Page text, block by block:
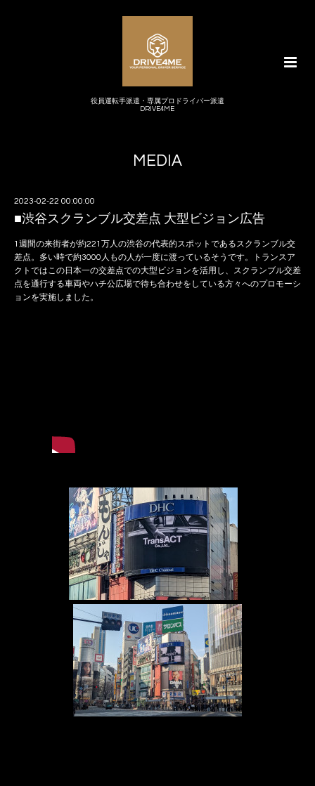
役員運転手派遣・専属プロドライバー派遣
DRIVE4ME
MEDIA
2023-02-22 00:00:00
■渋谷スクランブル交差点 大型ビジョン広告
1週間の来街者が約221万人の渋谷の代表的スポットであるスクランブル交
差点。多い時で約3000人もの人が一度に渡っているそうです。トランスア
クトではこの日本一の交差点での大型ビジョンを活用し、スクランブル交差
点を通行する車両やハチ公広場で待ち合わせをしている方々へのプロモーシ
ョンを実施しました。